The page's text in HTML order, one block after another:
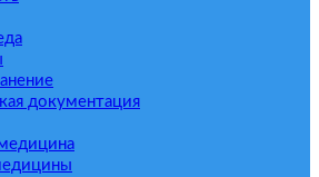
документация